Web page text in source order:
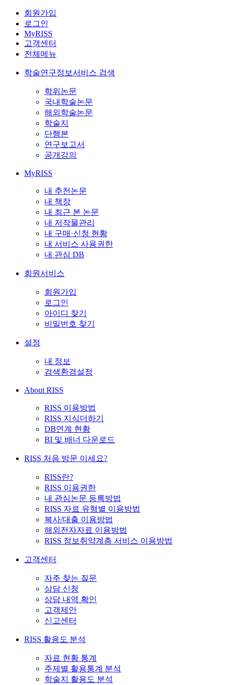
회원가입
로그인
MyRISS
고객센터
전체메뉴
학술연구정보서비스 검색
학위논문
국내학술논문
해외학술논문
학술지
단행본
연구보고서
공개강의
MyRISS
내 추천논문
내 책장
내 최근 본 논문
내 저작물관리
내 구매·신청 현황
내 서비스 사용권한
내 관심 DB
회원서비스
회원가입
로그인
아이디 찾기
비밀번호 찾기
설정
내 정보
검색환경설정
About RISS
RISS 이용방법
RISS 지식더하기
DB연계 현황
BI 및 배너 다운로드
RISS 처음 방문 이세요?
RISS란?
RISS 이용권한
내 관심논문 등록방법
RISS 자료 유형별 이용방법
복사/대출 이용방법
해외전자자료 이용방법
RISS 정보취약계층 서비스 이용방법
고객센터
자주 찾는 질문
상담 신청
상담 내역 확인
고객제안
신고센터
RISS 활용도 분석
자료 현황 통계
주제별 활용통계 분석
학술지 활용도 분석